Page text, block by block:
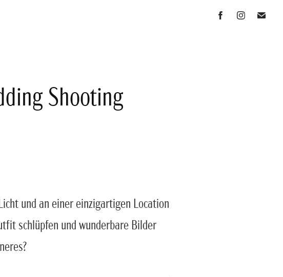
Shooting
und an einer einzigartigen Location
schlüpfen und wunderbare Bilder